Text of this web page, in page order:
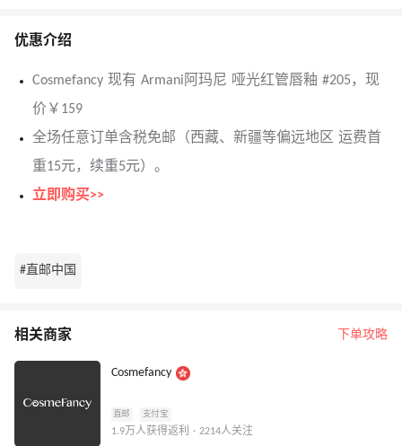
优惠介绍
Cosmefancy 现有 Armani阿玛尼 哑光红管唇釉 #205，现
价￥159
全场任意订单含税免邮（西藏、新疆等偏远地区 运费首
重15元，续重5元）。
立即购买>>
#直邮中国
相关商家 下单攻略
Cosmefancy
直邮 支付宝
1.9万人获得返利 · 2214人关注